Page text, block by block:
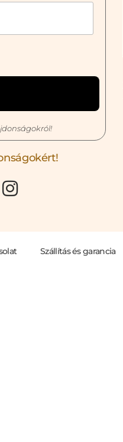
Szállítás és garancia